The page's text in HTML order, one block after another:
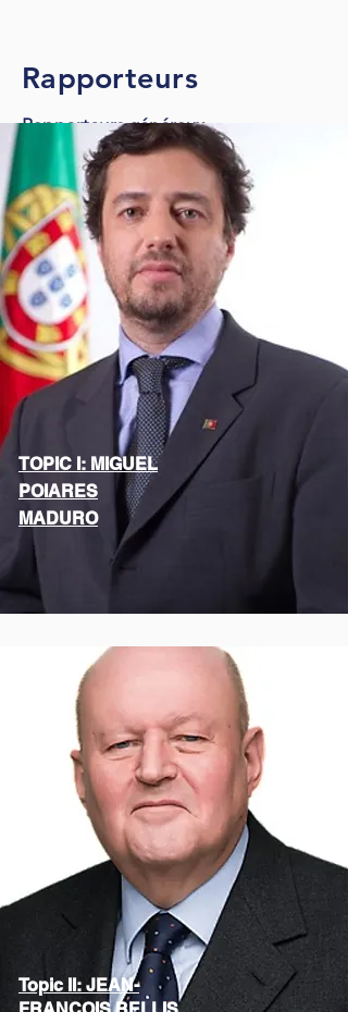
Rapporteurs
Rapporteurs généraux
TOPIC I: MIGUEL
POIARES
MADURO
Topic II: JEAN-